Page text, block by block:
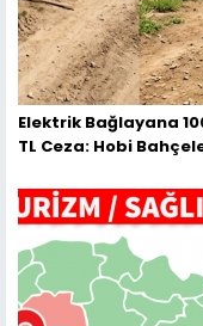
Elektrik Bağlayana
TL Ceza: Hobi